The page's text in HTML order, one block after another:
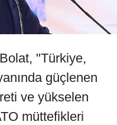
"Türkiye,
güçlenen
ve yükselen
müttefikleri